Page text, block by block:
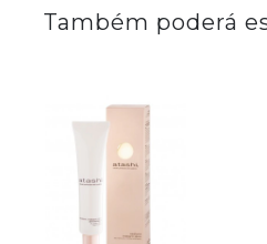
Também poderá